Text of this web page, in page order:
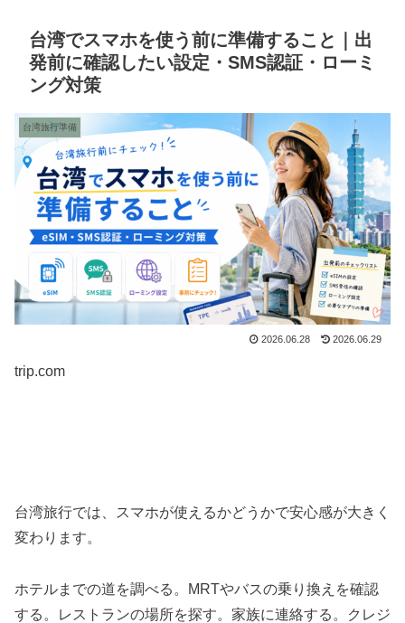
台湾でスマホを使う前に準備すること｜出
発前に確認したい設定・SMS認証・ローミ
ング対策
台湾旅行準備
2026.06.28 2026.06.29
trip.com
台湾旅行では、スマホが使えるかどうかで安心感が大きく
変わります。
ホテルまでの道を調べる。MRTやバスの乗り換えを確認
する。レストランの場所を探す。家族に連絡する。クレジ